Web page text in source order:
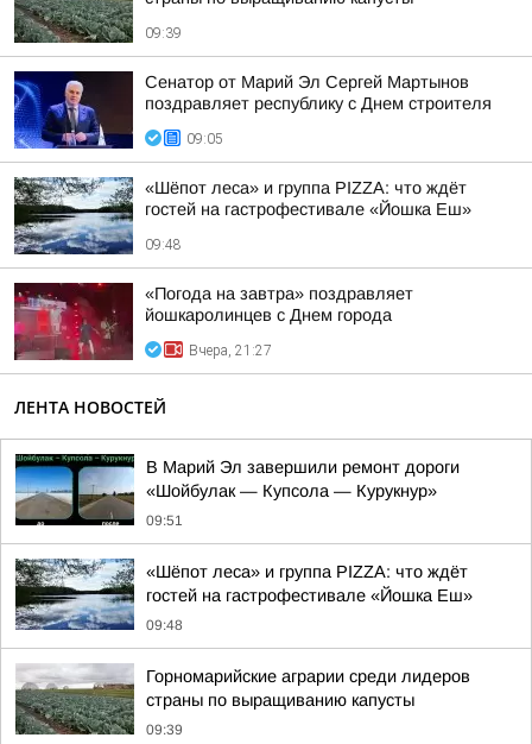
09:39
Сенатор от Марий Эл Сергей Мартынов
поздравляет республику с Днем строителя
09:05
«Шёпот леса» и группа PIZZA: что ждёт
гостей на гастрофестивале «Йошка Еш»
09:48
«Погода на завтра» поздравляет
йошкаролинцев с Днем города
Вчера, 21:27
ЛЕНТА НОВОСТЕЙ
В Марий Эл завершили ремонт дороги
«Шойбулак — Купсола — Курукнур»
09:51
«Шёпот леса» и группа PIZZA: что ждёт
гостей на гастрофестивале «Йошка Еш»
09:48
Горномарийские аграрии среди лидеров
страны по выращиванию капусты
09:39